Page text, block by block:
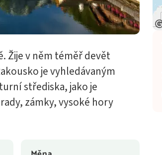
Žije v něm téměř devět
je vyhledávaným
střediska, jako je
zámky, vysoké hory